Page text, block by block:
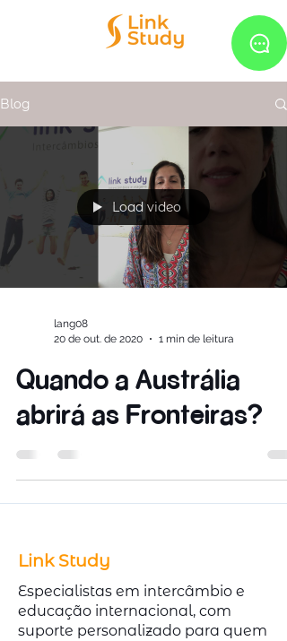
Blog
Load video
lang08
20 de out. de 2020
1 min de leitura
Quando a Austrália
abrirá as Fronteiras?
Link Study
Especialistas em intercâmbio e
educação internacional, com
suporte personalizado para quem